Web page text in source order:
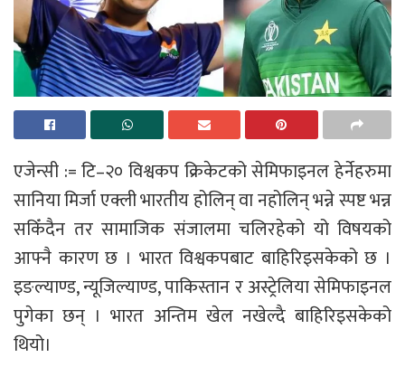
एजेन्सी := टि–२० विश्वकप क्रिकेटको सेमिफाइनल हेर्नेहरुमा
सानिया मिर्जा एक्ली भारतीय होलिन् वा नहोलिन् भन्ने स्पष्ट भन्न
सकिँदैन तर सामाजिक संजालमा चलिरहेको यो विषयको
आफ्नै कारण छ । भारत विश्वकपबाट बाहिरिइसकेको छ ।
इङल्याण्ड, न्यूजिल्याण्ड, पाकिस्तान र अस्ट्रेलिया सेमिफाइनल
पुगेका छन् । भारत अन्तिम खेल नखेल्दै बाहिरिइसकेको
थियो।